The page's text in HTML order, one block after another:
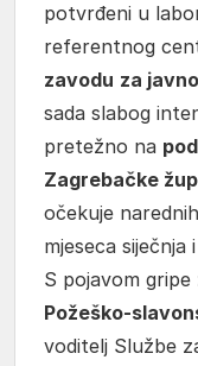
potvrđeni u
referentnog
zavodu za
sada slabog
pretežno na
Zagrebačke
očekuje
mjeseca siječnja
S pojavom gripe
Požeško-
voditelj Službe